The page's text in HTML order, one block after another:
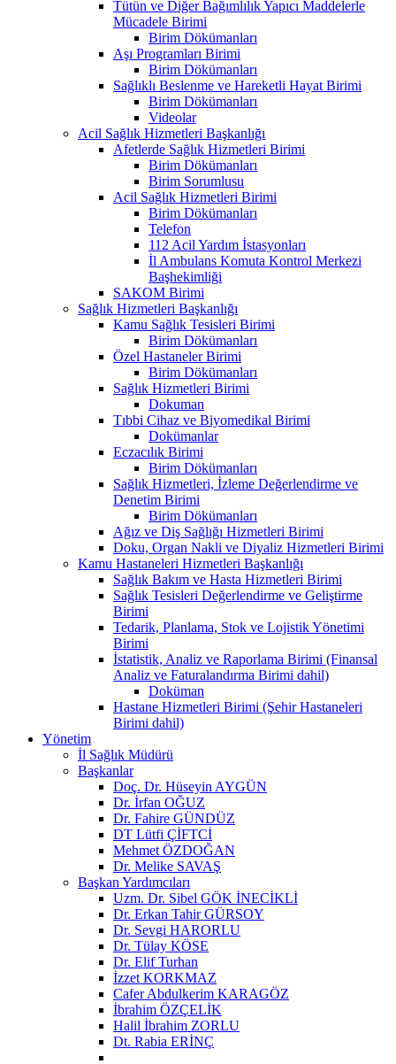
Tütün ve Diğer Bağımlılık Yapıcı Maddelerle
Mücadele Birimi
Birim Dökümanları
Aşı Programları Birimi
Birim Dökümanları
Sağlıklı Beslenme ve Hareketli Hayat Birimi
Birim Dökümanları
Videolar
Acil Sağlık Hizmetleri Başkanlığı
Afetlerde Sağlık Hizmetleri Birimi
Birim Dökümanları
Birim Sorumlusu
Acil Sağlık Hizmetleri Birimi
Birim Dökümanları
Telefon
112 Acil Yardım İstasyonları
İl Ambulans Komuta Kontrol Merkezi
Başhekimliği
SAKOM Birimi
Sağlık Hizmetleri Başkanlığı
Kamu Sağlık Tesisleri Birimi
Birim Dökümanları
Özel Hastaneler Birimi
Birim Dökümanları
Sağlık Hizmetleri Birimi
Dokuman
Tıbbi Cihaz ve Biyomedikal Birimi
Dokümanlar
Eczacılık Birimi
Birim Dökümanları
Sağlık Hizmetleri, İzleme Değerlendirme ve
Denetim Birimi
Birim Dökümanları
Ağız ve Diş Sağlığı Hizmetleri Birimi
Doku, Organ Nakli ve Diyaliz Hizmetleri Birimi
Kamu Hastaneleri Hizmetleri Başkanlığı
Sağlık Bakım ve Hasta Hizmetleri Birimi
Sağlık Tesisleri Değerlendirme ve Geliştirme
Birimi
Tedarik, Planlama, Stok ve Lojistik Yönetimi
Birimi
İstatistik, Analiz ve Raporlama Birimi (Finansal
Analiz ve Faturalandırma Birimi dahil)
Doküman
Hastane Hizmetleri Birimi (Şehir Hastaneleri
Birimi dahil)
Yönetim
İl Sağlık Müdürü
Başkanlar
Doç. Dr. Hüseyin AYGÜN
Dr. İrfan OĞUZ
Dr. Fahire GÜNDÜZ
DT Lütfi ÇİFTCİ
Mehmet ÖZDOĞAN
Dr. Melike SAVAŞ
Başkan Yardımcıları
Uzm. Dr. Sibel GÖK İNECİKLİ
Dr. Erkan Tahir GÜRSOY
Dr. Sevgi HARORLU
Dr. Tülay KÖSE
Dr. Elif Turhan
İzzet KORKMAZ
Cafer Abdulkerim KARAGÖZ
İbrahim ÖZÇELİK
Halil İbrahim ZORLU
Dt. Rabia ERİNÇ